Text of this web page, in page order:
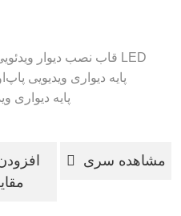
قاب نصب دیوار ویدئویی LED
پایه دیواری ویدیویی
پایه دیواری
مشاهده سری